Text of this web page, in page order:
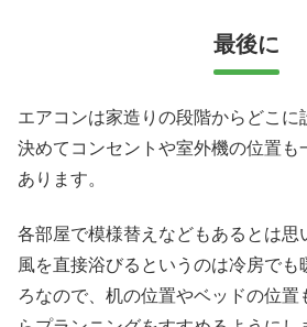
最後に
エアコンは家造りの段階からどこに
決めてコンセントや室外機の位置も
あります。
各部屋で模様替えなどもあるとは思
風を直接浴びるというのは冷房でも
ろなので、机の位置やベッドの位置